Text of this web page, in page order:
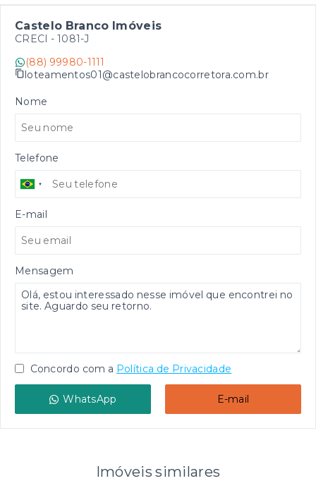
Castelo Branco Imóveis
CRECI - 1081-J
(88) 99980-1111
loteamentos01@castelobrancocorretora.com.br
Nome
Telefone
E-mail
Mensagem
Concordo com a Política de Privacidade
WhatsApp E-mail
Imóveis similares